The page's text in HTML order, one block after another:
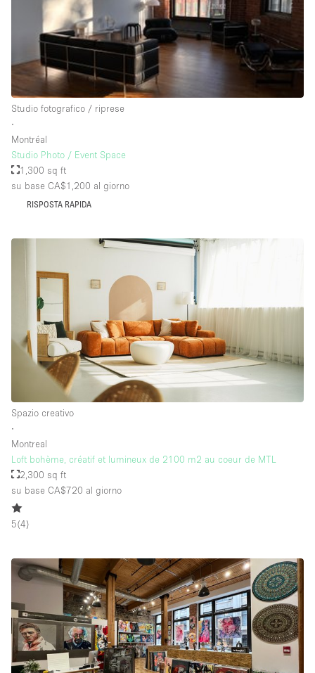
Parcheggio privato
Piano terra
Raw
Riscaldamento
Sistema di sicurezza
Smoking Area
Soundproof
Spazio living
Terrace
Vetrina
Water Access
Whitebox / Minimal
Piano/Accesso
Seminterrato
Piano terra su corte
Piano terra su strada
Di sopra
Altro
Studio fotografico / riprese
∙
Montréal
Studio Photo / Event Space
1,300 sq ft
su base CA$1,200 al giorno
RISPOSTA RAPIDA
Spazio creativo
∙
Montreal
Loft bohème, créatif et lumineux de 2100 m2 au coeur de MTL
2,300 sq ft
su base CA$720 al giorno
5(4)